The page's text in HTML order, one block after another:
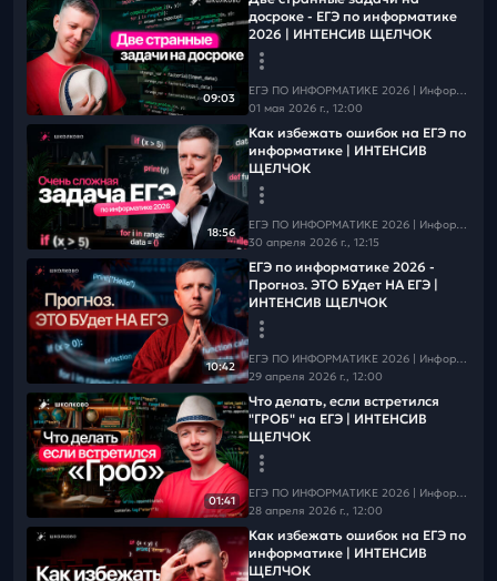
MAX
📕РешайКвизы от "Школково"
09:03
досроке - ЕГЭ по информатике
2026 | ИНТЕНСИВ ЩЕЛЧОК
ЕГЭ ПО ИНФОРМАТИКЕ 2026 | Информатика с БУ
01 мая 2026 г., 12:00
18:56
Как избежать ошибок на ЕГЭ по
информатике | ИНТЕНСИВ
ЩЕЛЧОК
ЕГЭ ПО ИНФОРМАТИКЕ 2026 | Информатика с БУ
30 апреля 2026 г., 12:15
10:42
ЕГЭ по информатике 2026 -
Прогноз. ЭТО БУдет НА ЕГЭ |
ИНТЕНСИВ ЩЕЛЧОК
ЕГЭ ПО ИНФОРМАТИКЕ 2026 | Информатика с БУ
29 апреля 2026 г., 12:00
01:41
Что делать, если встретился
"ГРОБ" на ЕГЭ | ИНТЕНСИВ
ЩЕЛЧОК
ЕГЭ ПО ИНФОРМАТИКЕ 2026 | Информатика с БУ
28 апреля 2026 г., 12:00
Как избежать ошибок на ЕГЭ по
информатике | ИНТЕНСИВ
ЩЕЛЧОК